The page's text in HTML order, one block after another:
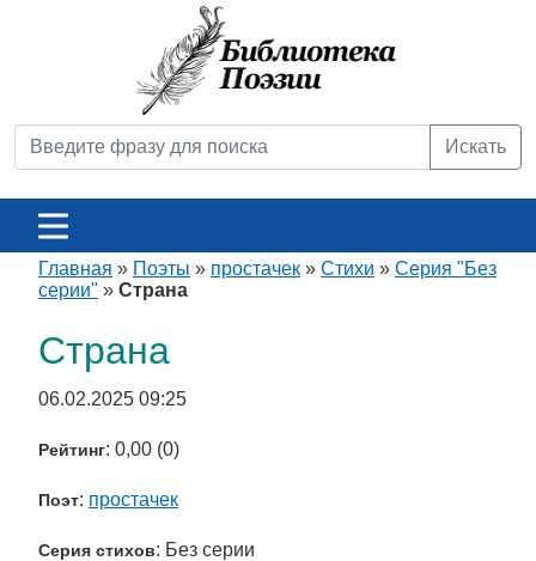
Искать
Главная » Поэты » простачек » Стихи » Серия "Без
серии" » Страна
Страна
06.02.2025 09:25
Рейтинг: 0,00 (0)
Поэт: простачек
Серия стихов: Без серии